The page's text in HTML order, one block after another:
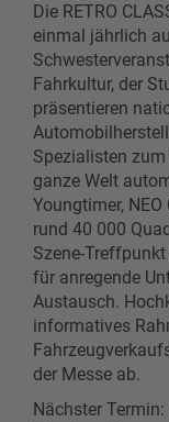
Die RETRO
einmal jährlich
Fahrkultur, der
präsentieren
Spezialisten
ganze Welt
Youngtimer,
rund 40 000
Szene-
für anregende
Austausch.
informatives
der Messe ab.
Nächster